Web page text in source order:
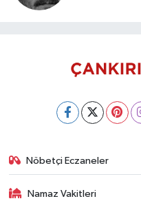
Nöbetçi Eczaneler
Namaz Vakitleri